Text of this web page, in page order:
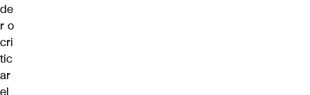
de
r o
cri
tic
ar
el